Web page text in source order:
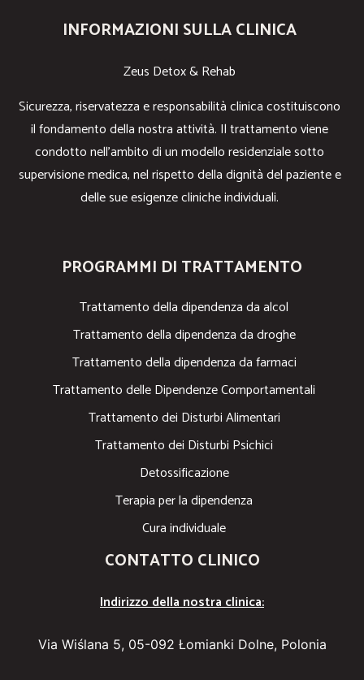
INFORMAZIONI SULLA CLINICA
Zeus Detox & Rehab
Sicurezza, riservatezza e responsabilità clinica costituiscono
il fondamento della nostra attività. Il trattamento viene
condotto nell’ambito di un modello residenziale sotto
supervisione medica, nel rispetto della dignità del paziente e
delle sue esigenze cliniche individuali.
PROGRAMMI DI TRATTAMENTO
Trattamento della dipendenza da alcol
Trattamento della dipendenza da droghe
Trattamento della dipendenza da farmaci
Trattamento delle Dipendenze Comportamentali
Trattamento dei Disturbi Alimentari
Trattamento dei Disturbi Psichici
Detossificazione
Terapia per la dipendenza
Cura individuale
CONTATTO CLINICO
Indirizzo della nostra clinica:
Via Wiślana 5, 05-092 Łomianki Dolne, Polonia